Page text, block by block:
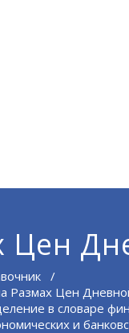
Цен
/
Размах Цен
в словаре
и